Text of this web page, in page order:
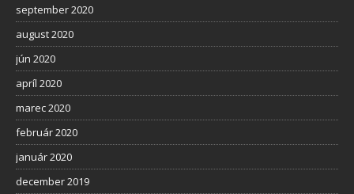
september 2020
august 2020
jún 2020
apríl 2020
marec 2020
február 2020
január 2020
december 2019